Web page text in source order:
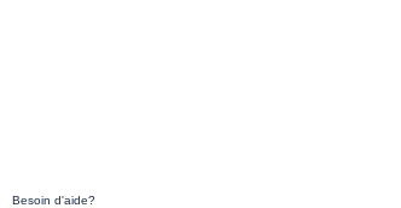
Besoin d'aide?